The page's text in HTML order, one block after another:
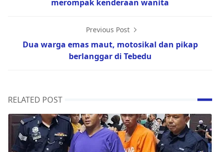
merompak kenderaan wanita
Previous Post
Dua warga emas maut, motosikal dan pikap
berlanggar di Tebedu
RELATED POST